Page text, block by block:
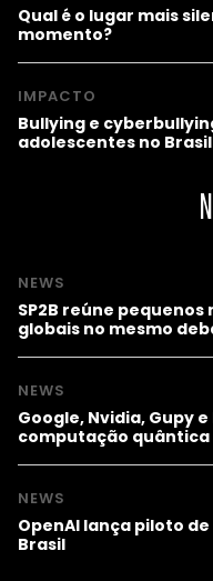
Qual é o lugar mais
momento?
IMPACTO
Bullying e
adolescentes no Brasil
NEWS
SP2B reúne
globais no mesmo
NEWS
Google, Nvidia, Gupy
computação quântica
NEWS
OpenAI lança piloto
Brasil